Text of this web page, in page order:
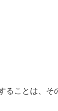
ることは、そ